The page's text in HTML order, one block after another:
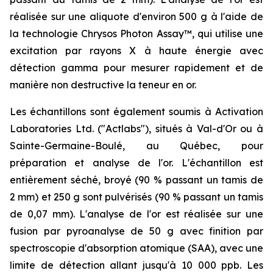
réalisée sur une aliquote d'environ 500 g à l'aide de
la technologie Chrysos Photon Assay™, qui utilise une
excitation par rayons X à haute énergie avec
détection gamma pour mesurer rapidement et de
manière non destructive la teneur en or.
Les échantillons sont également soumis à Activation
Laboratories Ltd. ("Actlabs"), situés à Val-d'Or ou à
Sainte-Germaine-Boulé, au Québec, pour
préparation et analyse de l'or. L'échantillon est
entièrement séché, broyé (90 % passant un tamis de
2 mm) et 250 g sont pulvérisés (90 % passant un tamis
de 0,07 mm). L'analyse de l'or est réalisée sur une
fusion par pyroanalyse de 50 g avec finition par
spectroscopie d'absorption atomique (SAA), avec une
limite de détection allant jusqu'à 10 000 ppb. Les